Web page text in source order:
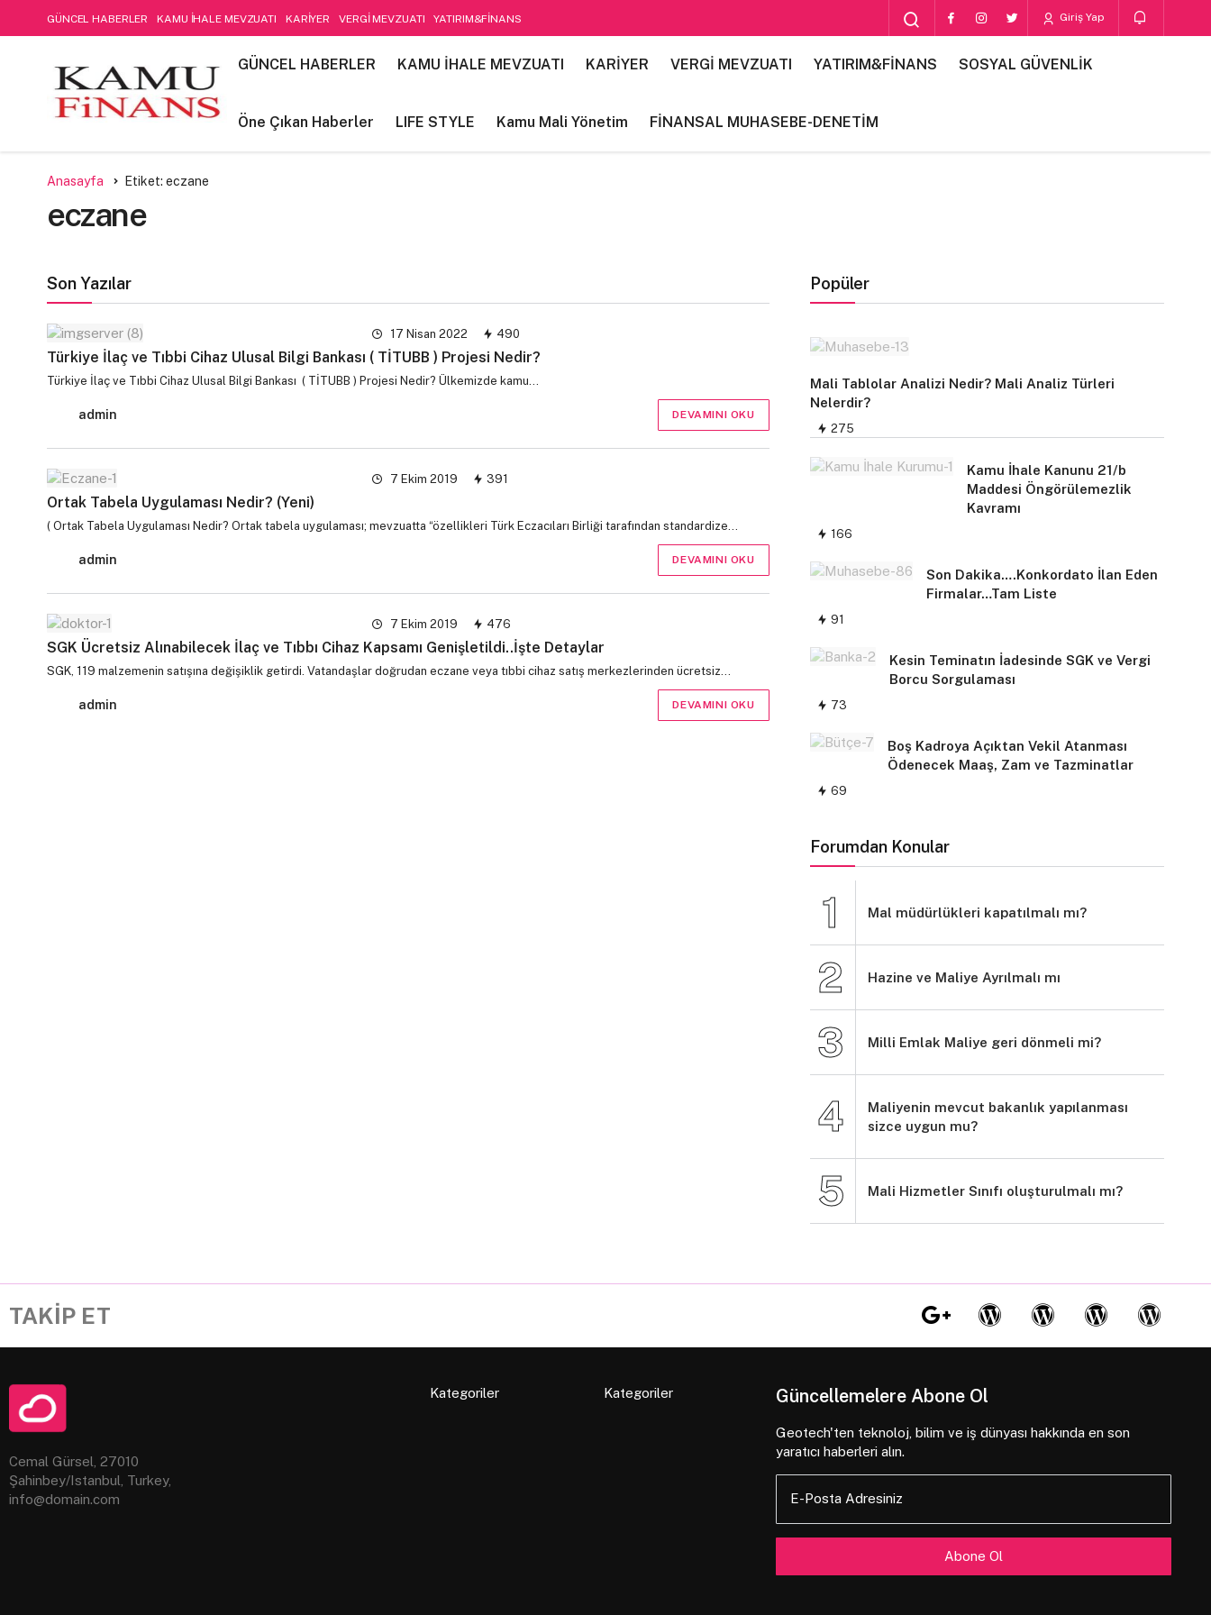
GÜNCEL HABERLER KAMU İHALE MEVZUATI KARİYER VERGİ MEVZUATI YATIRIM&FİNANS
Öne Çıkan Haberler LIFE STYLE Kamu Mali Yönetim
FİNANSAL MUHASEBE-DENETİM
Giriş Yap
GÜNCEL HABERLER KAMU İHALE MEVZUATI KARİYER VERGİ MEVZUATI YATIRIM&FİNANS SOSYAL GÜVENLİK
Öne Çıkan Haberler LIFE STYLE Kamu Mali Yönetim FİNANSAL MUHASEBE-DENETİM
Anasayfa Etiket: eczane
eczane
Son Yazılar
17 Nisan 2022 490
Türkiye İlaç ve Tıbbi Cihaz Ulusal Bilgi Bankası ( TİTUBB ) Projesi Nedir?
Türkiye İlaç ve Tıbbi Cihaz Ulusal Bilgi Bankası ( TİTUBB ) Projesi Nedir? Ülkemizde kamu…
admin DEVAMINI OKU
7 Ekim 2019 391
Ortak Tabela Uygulaması Nedir? (Yeni)
( Ortak Tabela Uygulaması Nedir? Ortak tabela uygulaması; mevzuatta “özellikleri Türk Eczacıları Birliği tarafından standardize…
admin DEVAMINI OKU
7 Ekim 2019 476
SGK Ücretsiz Alınabilecek İlaç ve Tıbbı Cihaz Kapsamı Genişletildi..İşte Detaylar
SGK, 119 malzemenin satışına değişiklik getirdi. Vatandaşlar doğrudan eczane veya tıbbi cihaz satış merkezlerinden ücretsiz…
admin DEVAMINI OKU
Popüler
Mali Tablolar Analizi Nedir? Mali Analiz Türleri
Nelerdir?
275
Kamu İhale Kanunu 21/b
Maddesi Öngörülemezlik
Kavramı
166
Son Dakika….Konkordato İlan Eden
Firmalar…Tam Liste
91
Kesin Teminatın İadesinde SGK ve Vergi
Borcu Sorgulaması
73
Boş Kadroya Açıktan Vekil Atanması
Ödenecek Maaş, Zam ve Tazminatlar
69
Forumdan Konular
Mal müdürlükleri kapatılmalı mı?
Hazine ve Maliye Ayrılmalı mı
Milli Emlak Maliye geri dönmeli mi?
Maliyenin mevcut bakanlık yapılanması
sizce uygun mu?
Mali Hizmetler Sınıfı oluşturulmalı mı?
TAKİP ET
Cemal Gürsel, 27010
Şahinbey/Istanbul, Turkey,
info@domain.com
Kategoriler Kategoriler Güncellemelere Abone Ol
Geotech'ten teknoloj, bilim ve iş dünyası hakkında en son
yaratıcı haberleri alın.
E-Posta Adresiniz